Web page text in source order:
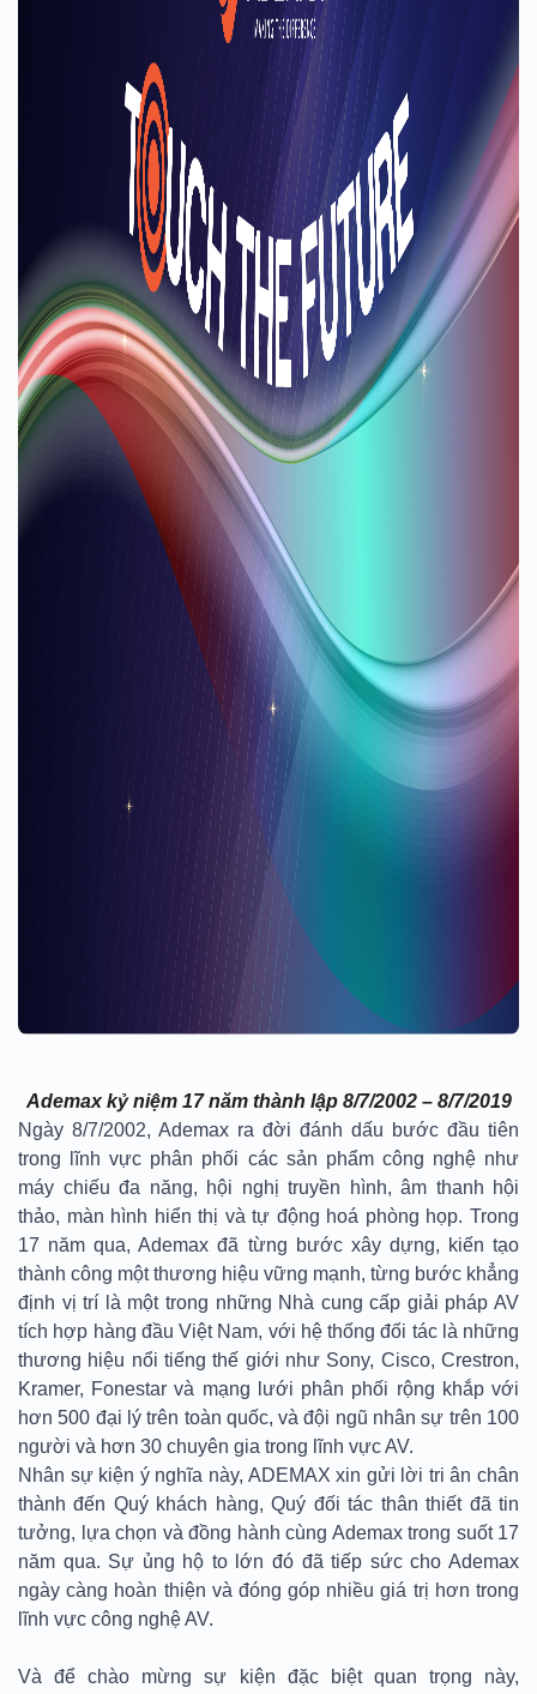
Ademax kỷ niệm 17 năm thành lập 8/7/2002 – 8/7/2019
Ngày 8/7/2002, Ademax ra đời đánh dấu bước đầu tiên
trong lĩnh vực phân phối các sản phẩm công nghệ như
máy chiếu đa năng, hội nghị truyền hình, âm thanh hội
thảo, màn hình hiển thị và tự động hoá phòng họp. Trong
17 năm qua, Ademax đã từng bước xây dựng, kiến tạo
thành công một thương hiệu vững mạnh, từng bước khẳng
định vị trí là một trong những Nhà cung cấp giải pháp AV
tích hợp hàng đầu Việt Nam, với hệ thống đối tác là những
thương hiệu nổi tiếng thế giới như Sony, Cisco, Crestron,
Kramer, Fonestar và mạng lưới phân phối rộng khắp với
hơn 500 đại lý trên toàn quốc, và đội ngũ nhân sự trên 100
người và hơn 30 chuyên gia trong lĩnh vực AV.
Nhân sự kiện ý nghĩa này, ADEMAX xin gửi lời tri ân chân
thành đến Quý khách hàng, Quý đối tác thân thiết đã tin
tưởng, lựa chọn và đồng hành cùng Ademax trong suốt 17
năm qua. Sự ủng hộ to lớn đó đã tiếp sức cho Ademax
ngày càng hoàn thiện và đóng góp nhiều giá trị hơn trong
lĩnh vực công nghệ AV.
Và để chào mừng sự kiện đặc biệt quan trọng này,